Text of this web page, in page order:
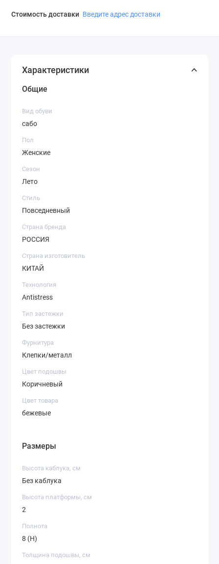
Стоимость доставки Введите адрес доставки
Характеристики
Общие
Вид обуви
сабо
Пол
Женские
Сезон
Лето
Стиль
Повседневный
Страна бренда
РОССИЯ
Страна изготовитель
КИТАЙ
Технология
Antistress
Тип застежки
Без застежки
Фурнитура
Клепки/металл
Цвет подошвы
Коричневый
Цвет товара
бежевые
Размеры
Высота каблука, см
Без каблука
Высота платформы, см
2
Полнота
8 (H)
Толщина подошвы, см